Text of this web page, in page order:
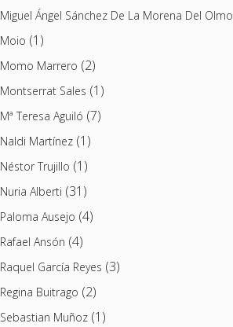
Miguel Ángel Sánchez De La Morena Del Olmo
Moio (1)
Momo Marrero (2)
Montserrat Sales (1)
Mª Teresa Aguiló (7)
Naldi Martínez(1)
Néstor Trujillo (1)
Nuria Alberti (31)
Paloma Ausejo (4)
Rafael Ansón (4)
Raquel García Reyes (3)
Regina Buitrago (2)
Sebastian Muñoz(1)